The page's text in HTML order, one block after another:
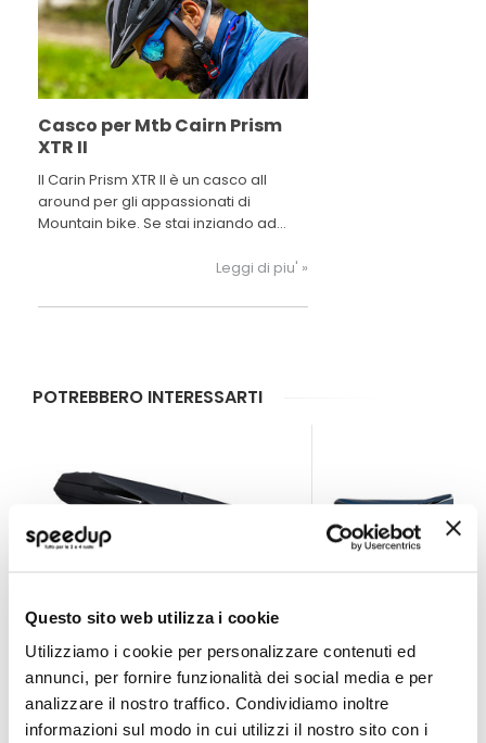
Questo sito web utilizza i cookie
Utilizziamo i cookie per personalizzare contenuti ed
annunci, per fornire funzionalità dei social media e per
analizzare il nostro traffico. Condividiamo inoltre
informazioni sul modo in cui utilizzi il nostro sito con i
Casco per Mtb Cairn Prism
XTR II
Il Carin Prism XTR II è un casco all
around per gli appassionati di
Mountain bike. Se stai inziando ad
il Prism XTR II è il casco che fa per te.
Leggi di piu' »
POTREBBERO INTERESSARTI
Casco bici MTB BackFlip Casco bici MTB